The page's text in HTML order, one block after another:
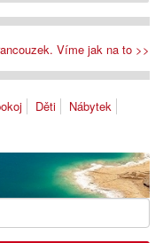
Víme jak na to >>
Děti
Nábytek